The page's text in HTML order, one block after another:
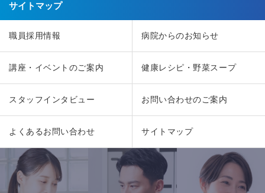
サイトマップ
職員採用情報 病院からのお知らせ
講座・イベントのご案内 健康レシピ・野菜スープ
スタッフインタビュー お問い合わせのご案内
よくあるお問い合わせ サイトマップ